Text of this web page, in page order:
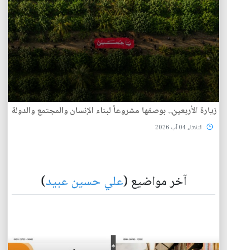
زيارة الأربعين.. بوصفها مشروعاً لبناء الإنسان والمجتمع والدولة
الثلاثاء 04 آب 2026
آخر مواضيع (علي حسين عبيد)